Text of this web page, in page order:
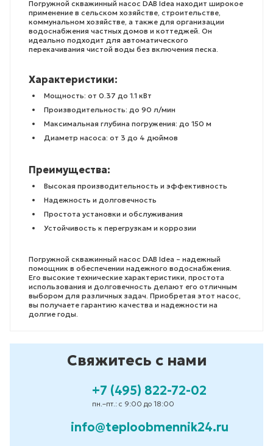
Погружной скважинный насос DAB Idea находит широкое
применение в сельском хозяйстве, строительстве,
коммунальном хозяйстве, а также для организации
водоснабжения частных домов и коттеджей. Он
идеально подходит для автоматического
перекачивания чистой воды без включения песка.
Характеристики:
Мощность: от 0.37 до 1.1 кВт
Производительность: до 90 л/мин
Максимальная глубина погружения: до 150 м
Диаметр насоса: от 3 до 4 дюймов
Преимущества:
Высокая производительность и эффективность
Надежность и долговечность
Простота установки и обслуживания
Устойчивость к перегрузкам и коррозии
Погружной скважинный насос DAB Idea – надежный
помощник в обеспечении надежного водоснабжения.
Его высокие технические характеристики, простота
использования и долговечность делают его отличным
выбором для различных задач. Приобретая этот насос,
вы получаете гарантию качества и надежности на
долгие годы.
Свяжитесь с нами
+7 (495) 822-72-02
пн.–пт.: с 9:00 до 18:00
info@teploobmennik24.ru